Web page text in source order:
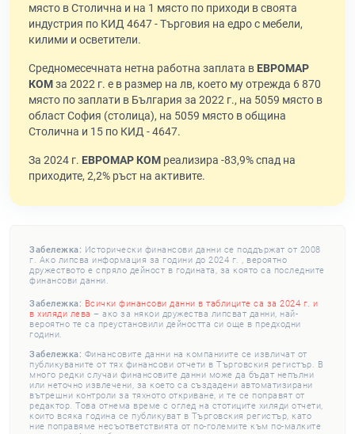
място в Столична и на 1 място по приходи в своята
индустрия по КИД 4647 - Търговия на едро с мебели,
килими и осветители.
Средномесечната нетна работна заплата в ЕВРОМАР
КОМза 2022 г. е в размер на лв, което му отрежда 6 870
място по заплати в България за 2022 г., на 5059 място в
област София (столица), на 5059 място в община
Столична и 15 по КИД - 4647.
За 2024 г. ЕВРОМАР КОМ реализира -83,9% спад на
приходите, 2,2% ръст на активите.
Забележка: Исторически финансови данни се поддържат от 2008
г. Ако липсва информация за години до 2024 г. , вероятно
дружеството е спряло дейност в годината, за която са последните
финансови данни.
Забележка: Всички финансови данни в таблиците са за 2024 г. и
в хиляди лева – ако за някои дружества липсват данни, най-
вероятно те са преустановили дейността си още в предходни
години.
Забележка: Финансовите данни на компаниите се извличат от
публикуваните от тях финансови отчети в Търговския регистър. В
много редки случаи финансовите данни може да бъдат непълни
или неточно извлечени, за което са създадени автоматизирани
вътрешни контроли за тяхното откриване, и те се поправят от
редактор. Това отнема време с оглед на стотиците хиляди отчети,
които всяка година се публикуват в Търговския регистър, като
ние поправяме несъответствията от по-големите към по-малките